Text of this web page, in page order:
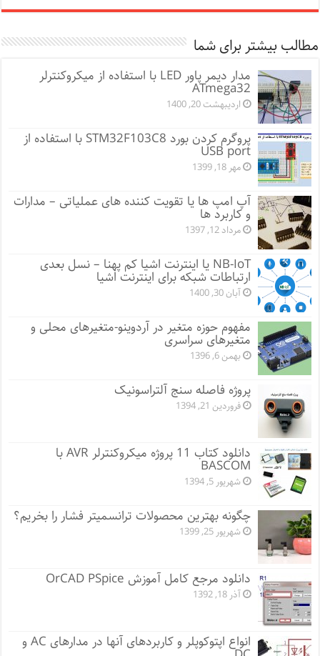
مطالب بیشتر برای شما
مدار دیمر پاور LED با استفاده از میکروکنترلر
ATmega32
اردیبهشت 20, 1400
پروگرم کردن بورد STM32F103C8 با استفاده از
USB port
مهر 18, 1399
آپ امپ ها یا تقویت کننده های عملیاتی – مدارات
و کاربرد ها
مرداد 12, 1397
NB-IoT یا اینترنت اشیا کم پهنا – نسل بعدی
ارتباطات شبکه برای اینترنت اشیا
آبان 30, 1400
مفهوم حوزه متغیر در آردوینو-متغیرهای محلی و
متغیرهای سراسری
بهمن 6, 1396
پروژه فاصله سنج آلتراسونیک
فروردین 21, 1394
دانلود کتاب 11 پروژه میکروکنترلر AVR با
BASCOM
شهریور 5, 1394
چگونه بهترین محصولات ترانسمیتر فشار را بخریم؟
شهریور 25, 1399
دانلود مرجع کامل آموزش OrCAD PSpice
آذر 18, 1392
انواع اپتوکوپلر و کاربردهای آنها در مدارهای AC و